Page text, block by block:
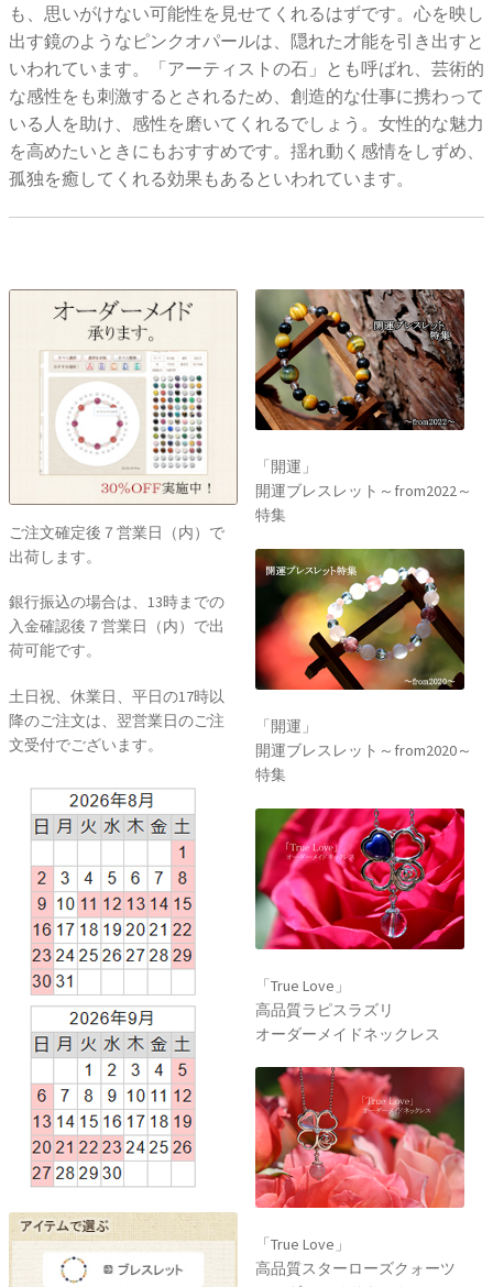
も、思いがけない可能性を見せてくれるはずです。心を映し
出す鏡のようなピンクオパールは、隠れた才能を引き出すと
いわれています。「アーティストの石」とも呼ばれ、芸術的
な感性をも刺激するとされるため、創造的な仕事に携わって
いる人を助け、感性を磨いてくれるでしょう。女性的な魅力
を高めたいときにもおすすめです。揺れ動く感情をしずめ、
孤独を癒してくれる効果もあるといわれています。
ご注文確定後７営業日（内）で
出荷します。
銀行振込の場合は、13時までの
入金確認後７営業日（内）で出
荷可能です。
土日祝、休業日、平日の17時以
降のご注文は、翌営業日のご注
文受付でございます。
「開運」
開運ブレスレット～from2022～
特集
「開運」
開運ブレスレット～from2020～
特集
「True Love」
高品質ラピスラズリ
オーダーメイドネックレス
「True Love」
高品質スターローズクォーツ